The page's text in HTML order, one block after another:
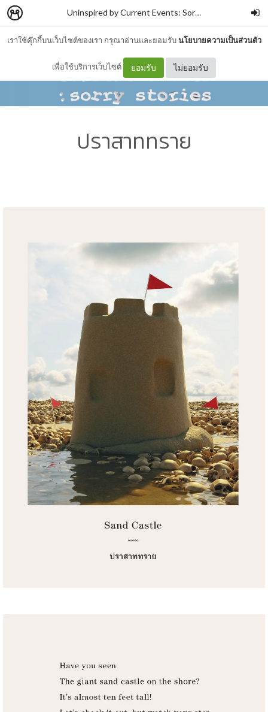
เราใช้คุ๊กกี้บนเว็บไซต์ของเรา กรุณาอ่านและยอมรับนโยบายความเป็นส่วนตัว
เพื่อใช้บริการเว็บไซต์ ยอมรับ ไม่ยอมรับ
Uninspired by Current Events: Sorry Stories
ปราสาททราย